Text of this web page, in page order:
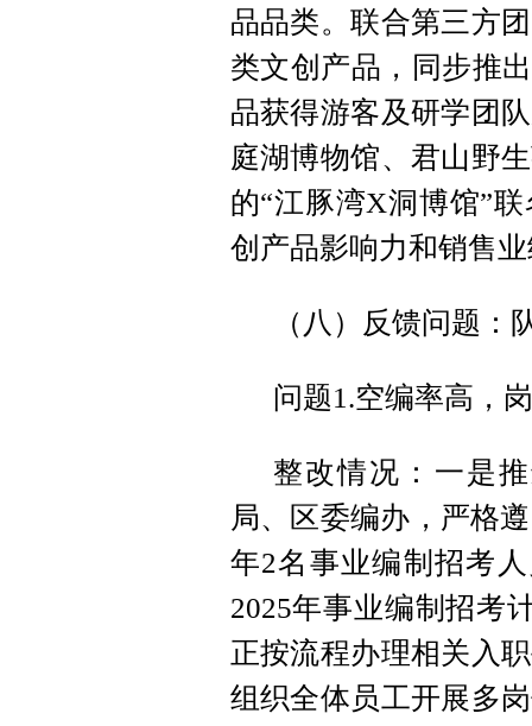
品品类。联合第三方
类文创产品，同步推
品获得游客及研学团
庭湖博物馆、君山野
的“江豚湾X洞博馆”
创产品影响力和销售
（八）反馈问题：
问题1.空编率高，
整改情况：一是
局、区委编办，严格
年2名事业编制招考
2025年事业编制招考
正按流程办理相关入
组织全体员工开展多